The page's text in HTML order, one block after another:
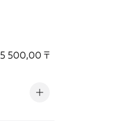
5 500,00 ₸